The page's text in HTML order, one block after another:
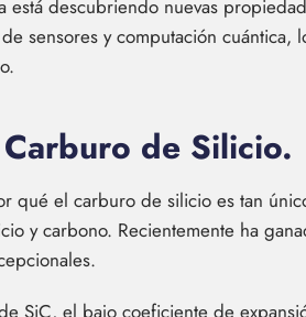
está descubriendo nuevas
sensores y computación
de Silicio.
qué el carburo de silicio es tan
y carbono. Recientemente ha
SiC, el bajo coeficiente de